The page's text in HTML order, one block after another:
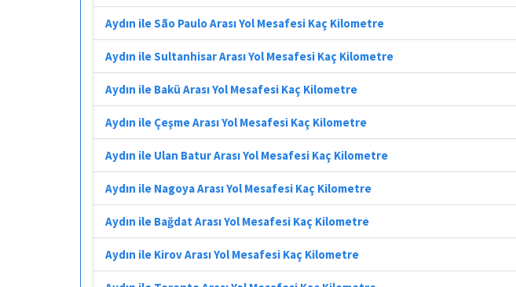
Aydın ile São Paulo Arası Yol Mesafesi Kaç Kilometre
Aydın ile Sultanhisar Arası Yol Mesafesi Kaç Kilometre
Aydın ile Bakü Arası Yol Mesafesi Kaç Kilometre
Aydın ile Çeşme Arası Yol Mesafesi Kaç Kilometre
Aydın ile Ulan Batur Arası Yol Mesafesi Kaç Kilometre
Aydın ile Nagoya Arası Yol Mesafesi Kaç Kilometre
Aydın ile Bağdat Arası Yol Mesafesi Kaç Kilometre
Aydın ile Kirov Arası Yol Mesafesi Kaç Kilometre